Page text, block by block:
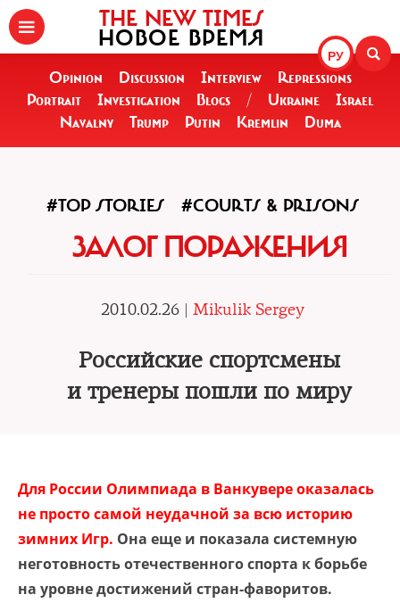
РУ
THE NEW TIMES
НОВОЕ ВРЕМЯ
Opinion Discussion Interview
Repressions
Portrait
Investigation Blogs / Ukraine
Israel
Navalny
Trump Putin Kremlin Duma
#TOP STORIES #COURTS & PRISONS
ЗАЛОГ ПОРАЖЕНИЯ
2010.02.26 | Mikulik Sergey
Российские спортсмены
и тренеры пошли по миру
Для России Олимпиада в Ванкувере оказалась
не просто самой неудачной за всю историю
зимних Игр. Она еще и показала системную
неготовность отечественного спорта к борьбе
на уровне достижений стран-фаворитов.